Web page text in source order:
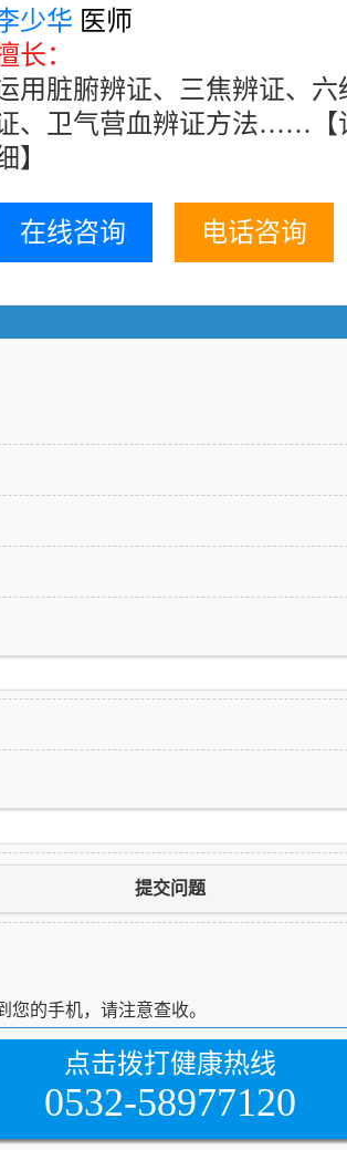
少华 医师
长：
用脏腑辨证、三焦辨证、六
、卫气营血辨证方法……
】
在线咨询 电话咨询
提交问题
的手机，请注意查收。
点击拨打健康热线
0532-58977120